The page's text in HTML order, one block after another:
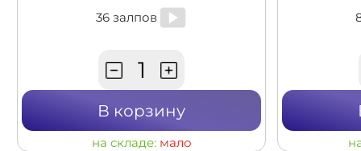
36 залпов
В корзину
на складе: мало